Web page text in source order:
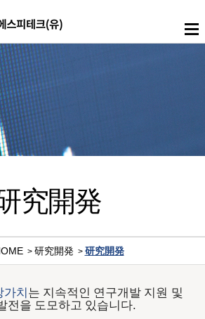
인
메
뉴
究開発
> 研究開発 > 研究開発
가치 는 지속적인 연구개발 지원 및
전을 도모하고 있습니다.